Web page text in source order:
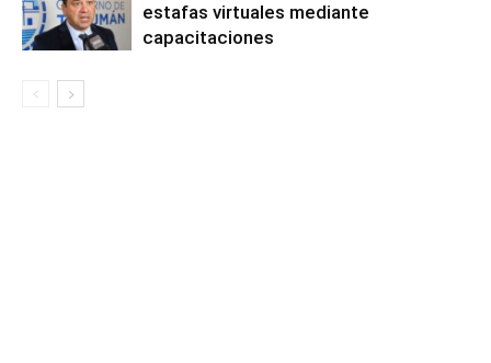
estafas virtuales mediante
capacitaciones